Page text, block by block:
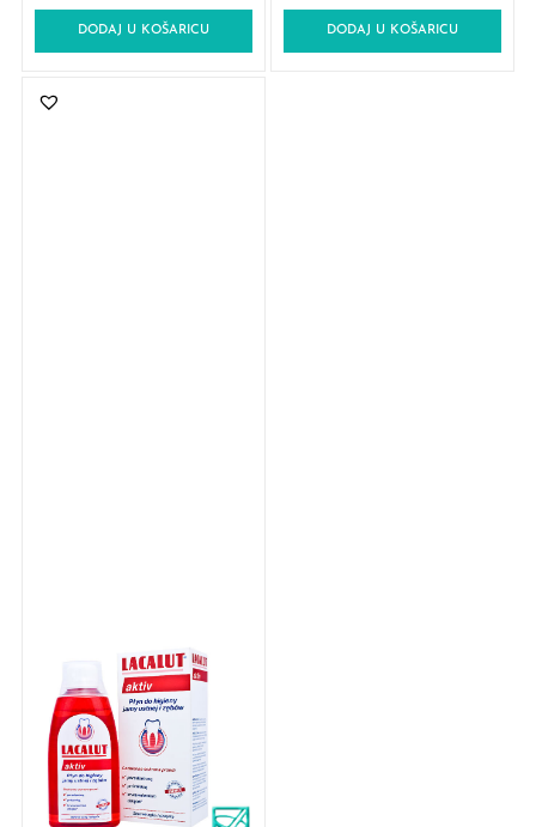
DODAJ U KOŠARICU DODAJ U KOŠARICU